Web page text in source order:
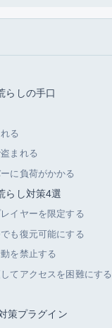
らしの手口
る
まれる
に負荷がかかる
らし対策4選
イヤーを限定する
も復元可能にする
を禁止する
てアクセスを困難にする
策プラグイン